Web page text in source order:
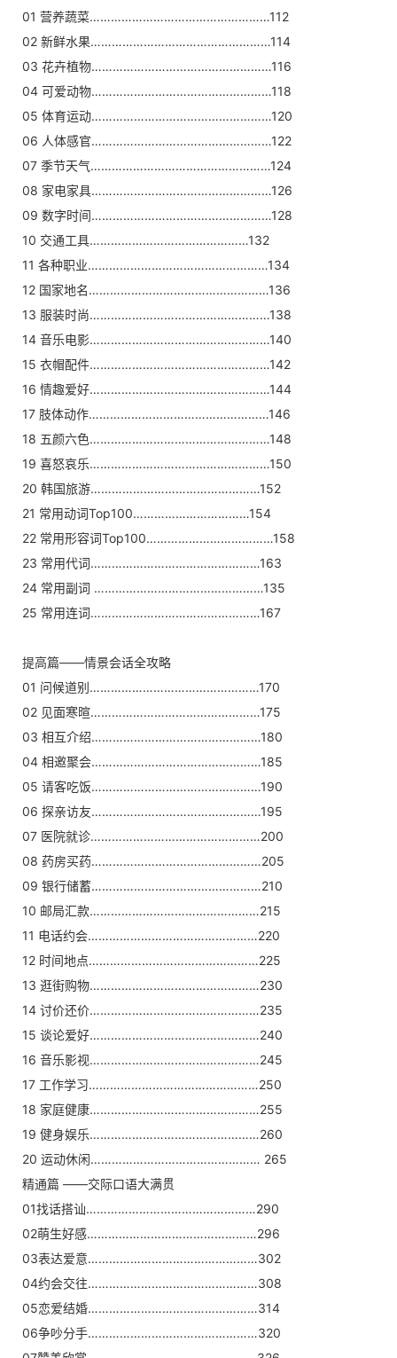
01 营养蔬菜……………………………………………112
02 新鲜水果……………………………………………114
03 花卉植物……………………………………………116
04 可爱动物……………………………………………118
05 体育运动……………………………………………120
06 人体感官……………………………………………122
07 季节天气……………………………………………124
08 家电家具……………………………………………126
09 数字时间……………………………………………128
10 交通工具………………………………………132
11 各种职业……………………………………………134
12 国家地名……………………………………………136
13 服装时尚……………………………………………138
14 音乐电影……………………………………………140
15 衣帽配件……………………………………………142
16 情趣爱好……………………………………………144
17 肢体动作……………………………………………146
18 五颜六色……………………………………………148
19 喜怒哀乐……………………………………………150
20 韩国旅游…………………………………………152
21 常用动词Top100……………………………154
22 常用形容词Top100………………………………158
23 常用代词…………………………………………163
24 常用副词 …………………………………………135
25 常用连词…………………………………………167
提高篇——情景会话全攻略
01 问候道别…………………………………………170
02 见面寒暄…………………………………………175
03 相互介绍…………………………………………180
04 相邀聚会…………………………………………185
05 请客吃饭…………………………………………190
06 探亲访友…………………………………………195
07 医院就诊…………………………………………200
08 药房买药…………………………………………205
09 银行储蓄…………………………………………210
10 邮局汇款…………………………………………215
11 电话约会…………………………………………220
12 时间地点…………………………………………225
13 逛街购物…………………………………………230
14 讨价还价…………………………………………235
15 谈论爱好…………………………………………240
16 音乐影视…………………………………………245
17 工作学习…………………………………………250
18 家庭健康…………………………………………255
19 健身娱乐…………………………………………260
20 运动休闲………………………………………… 265
精通篇 ——交际口语大满贯
01找话搭讪…………………………………………290
02萌生好感…………………………………………296
03表达爱意…………………………………………302
04约会交往…………………………………………308
05恋爱结婚…………………………………………314
06争吵分手…………………………………………320